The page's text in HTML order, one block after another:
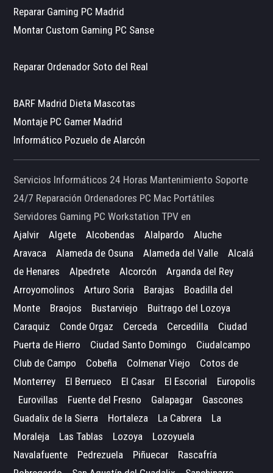
Reparar Gaming PC Madrid
Montar Custom Gaming PC Sanse
Reparar Ordenador Soto del Real
BARF Madrid Dieta Mascotas
Montaje PC Gamer Madrid
Informático Pozuelo de Alarcón
Servicios Informáticos 24 Horas Mantenimiento Soporte
24/7 Reparación Ordenadores PC Mac Portátiles
Servidores Gaming PC Workstation TPV en
Ajalvir
Algete Alcobendas Alalpardo
Aluche
Aravaca
Alameda de Osuna Alameda del Valle
Alcalá
de Henares
Alpedrete Alcorcón
Arganda del Rey
Arroyomolinos
Arturo Soria Barajas
Boadilla del
Monte
Braojos Bustarviejo
Buitrago del Lozoya
Caraquiz
Conde Orgaz Cerceda Cercedilla
Ciudad
Puerta de Hierro
Ciudad Santo Domingo
Ciudalcampo
Club de Campo
Cobeña Colmenar Viejo
Cotos de
Monterrey
El Berrueco El Casar El Escorial
Europolis
Eurovillas
Fuente del Fresno Galapagar
Gascones
Guadalix de la Sierra
Hortaleza La Cabrera
La
Moraleja
Las Tablas Lozoya
Lozoyuela
Navalafuente
Pedrezuela Piñuecar
Rascafría